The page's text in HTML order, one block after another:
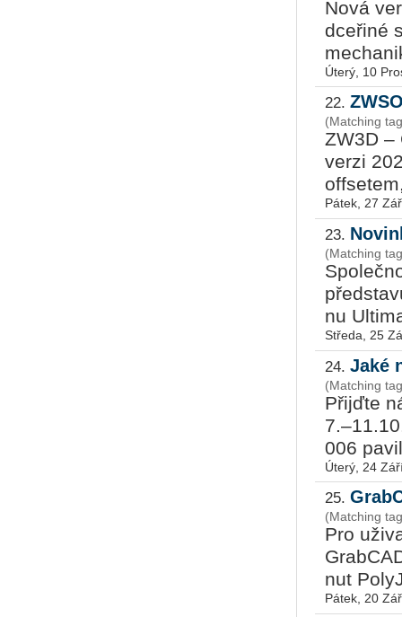
Nová
dce­ři­né
Úterý, 10
22.
(Matching
ZW3D –
ver­zi
Pátek, 27
23.
(Matching
nu
Středa, 25
24. Jaké
(Matching
Přijď­te
7.–11.10.2019 a
006
Úterý, 24
25.
(Matching
Pro
nut
Pátek, 20